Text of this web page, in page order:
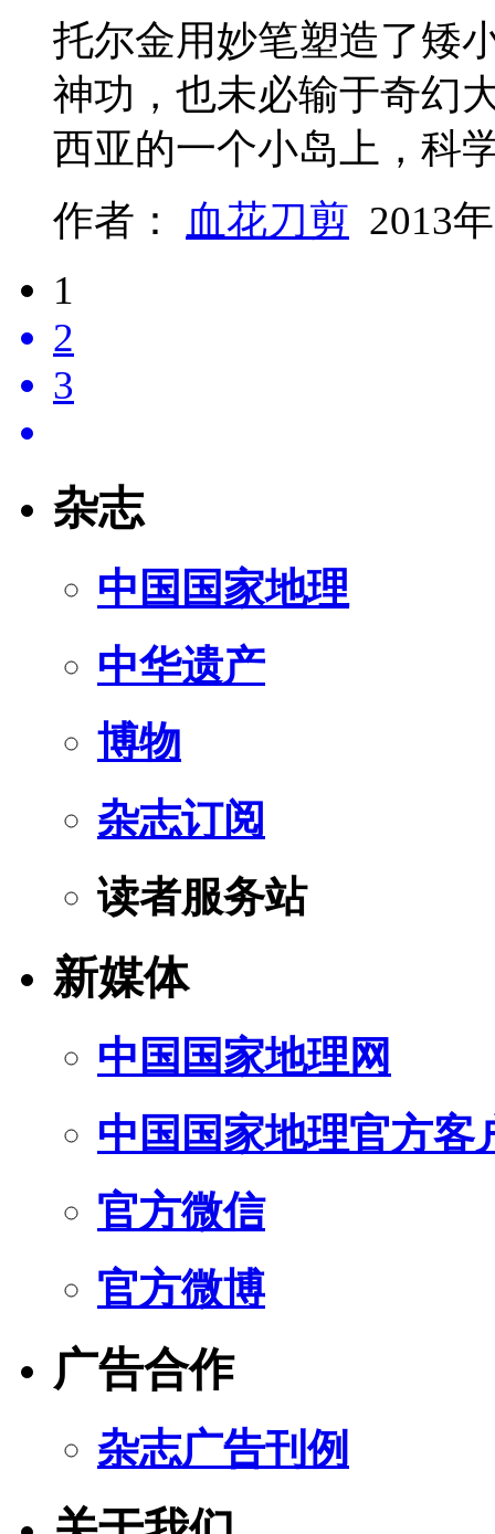
托尔金用妙笔塑造了矮
神功，也未必输于奇幻
西亚的一个小岛上，
作者：
血花刀剪 2013
1
2
3
杂志
中国国家地理
中华遗产
博物
杂志订阅
读者服务站
新媒体
中国国家地理网
中国国家地理官方客
官方微信
官方微博
广告合作
杂志广告刊例